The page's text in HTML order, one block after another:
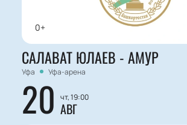
0+
САЛАВАТ ЮЛАЕВ - АМУР
Уфа Уфа-арена
20 чт, 19:00
АВГ